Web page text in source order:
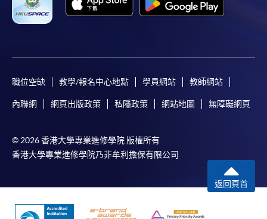
職位空缺 教學/報名中心地點 學員網站 教師網站
內聯網 網頁出版政策 私隱政策 網站地圖 無障礙網頁
© 2026 香港大學專業進修學院 版權所有
香港大學專業進修學院乃非牟利擔保有限公司
返回頁首